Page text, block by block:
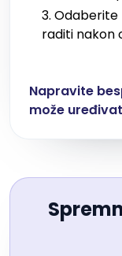
Odaberite
raditi nakon
Napravite
može